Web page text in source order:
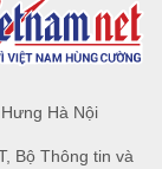
Hà Nội
Bộ Thông tin và